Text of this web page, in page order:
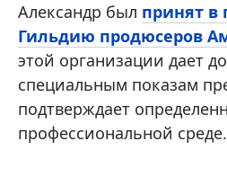
Александр был принят в
Гильдию продюсеров
этой организации дает
специальным показам
подтверждает
профессиональной среде.